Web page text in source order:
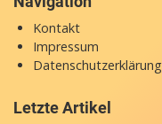
Kontakt
Impressum
Datenschutzerklärung
Letzte Artikel